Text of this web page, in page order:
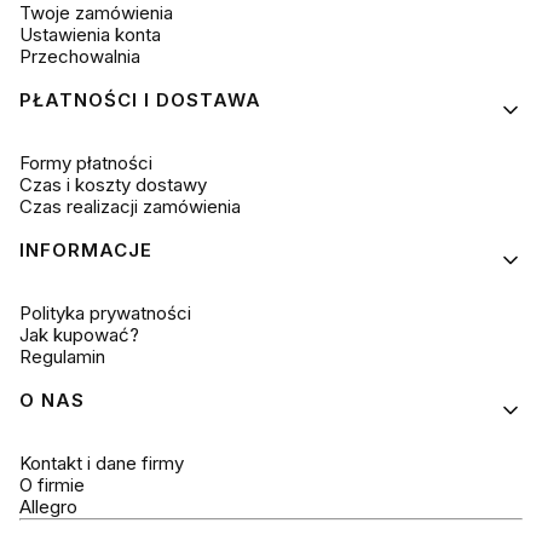
Twoje zamówienia
Ustawienia konta
Przechowalnia
PŁATNOŚCI I DOSTAWA
Formy płatności
Czas i koszty dostawy
Czas realizacji zamówienia
INFORMACJE
Polityka prywatności
Jak kupować?
Regulamin
O NAS
Kontakt i dane firmy
O firmie
Allegro